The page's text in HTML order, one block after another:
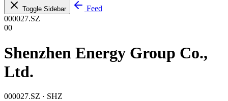
Toggle Sidebar
Feed
000027.SZ
00
Shenzhen Energy Group Co.,
Ltd.
000027.SZ · SHZ